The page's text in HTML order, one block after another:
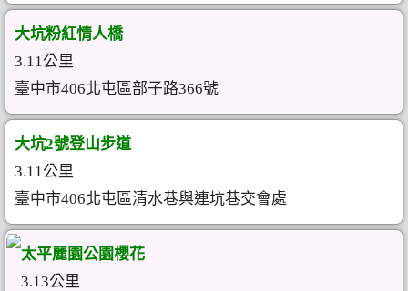
大坑粉紅情人橋
3.11公里
臺中市406北屯區部子路366號
大坑2號登山步道
3.11公里
臺中市406北屯區清水巷與連坑巷交會處
太平麗園公園櫻花
3.13公里